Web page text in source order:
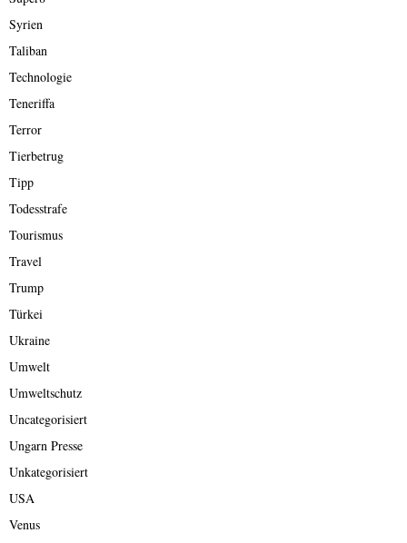
Syrien
Taliban
Technologie
Teneriffa
Terror
Tierbetrug
Tipp
Todesstrafe
Tourismus
Travel
Trump
Türkei
Ukraine
Umwelt
Umweltschutz
Uncategorisiert
Ungarn Presse
Unkategorisiert
USA
Venus